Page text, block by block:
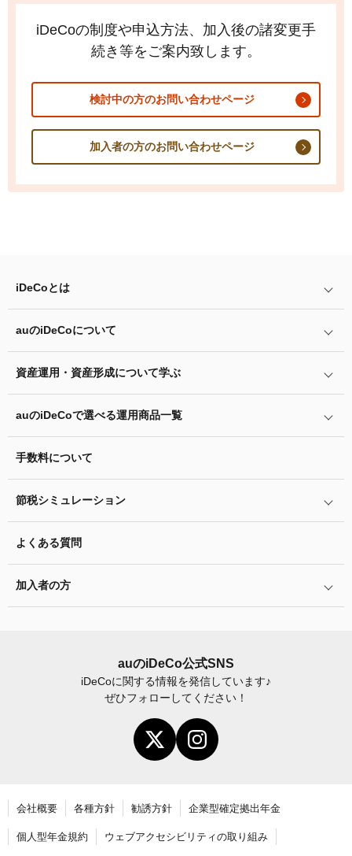
iDeCoの制度や申込方法、加入後の諸変更手
続き等をご案内致します。
検討中の方のお問い合わせページ
加入者の方のお問い合わせページ
iDeCoとは
iDeCoとは
iDeCoのメリットと留意点
掛金と拠出限度額
iDeCoの給付金について
脱退一時金について
auのiDeCoについて
auのiDeCoについて
の加入方法
他社のiDeCoからの変更方法
年単位拠出(掛金の納付月と金額を指定)について
お申込書類の書き方と記入例
資産運用・資産形成について学ぶ
あなたのお金を働き者に
マネーのレシピ
用語集
auのiDeCoで選べる運用商品一覧
リスク許容度診断
運用商品を知ろう
バランス型投資信託の選び方
指定運用方法について
手数料について
節税シミュレーション
ふるさと納税シミュレーション
よくある質問
加入者の方
加入後の諸変更手続きについて
お申し込み後に届く書類について
年末調整・確定申告の書き方と記入例
老齢給付金の請求手続き
auのiDeCo公式SNS
iDeCoに関する情報を発信しています♪
ぜひフォローしてください！
会社概要 各種方針 勧誘方針 企業型確定拠出年金
個人型年金規約 ウェブアクセシビリティの取り組み